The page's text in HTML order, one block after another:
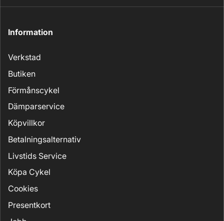
Information
Verkstad
Butiken
Förmånscykel
Dämparservice
Köpvillkor
Betalningsalternativ
Livstids Service
Köpa Cykel
Cookies
Presentkort